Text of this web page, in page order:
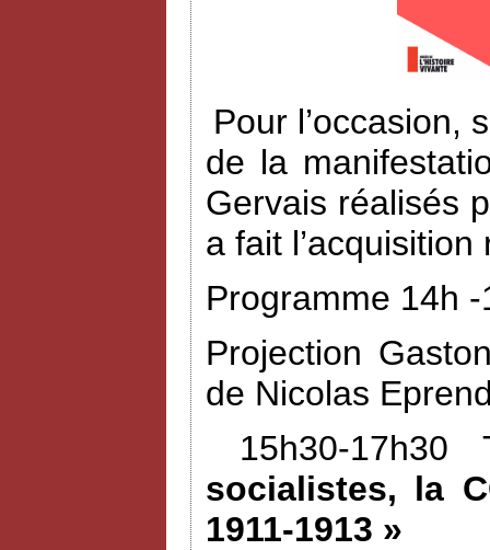
Pour l’occasion,
de la
Gervais réalisés
a fait
Programme 14h
Projection
de Nicolas
15h30-
socialistes, la
1911-1913 »